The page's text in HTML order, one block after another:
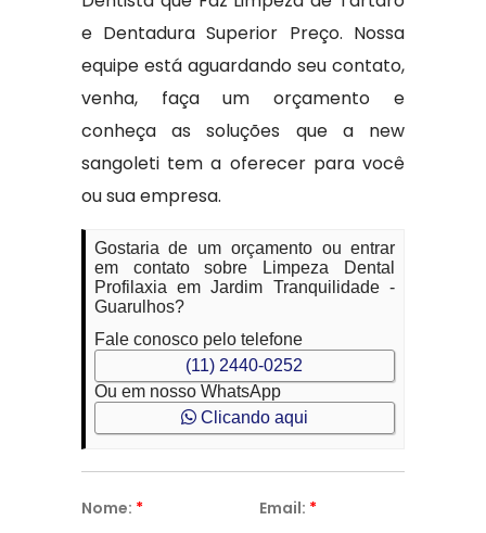
e Dentadura Superior Preço. Nossa
equipe está aguardando seu contato,
venha, faça um orçamento e
conheça as soluções que a new
sangoleti tem a oferecer para você
ou sua empresa.
Gostaria de um orçamento ou entrar
em contato sobre Limpeza Dental
Profilaxia em Jardim Tranquilidade -
Guarulhos?
Fale conosco pelo telefone
(11) 2440-0252
Ou em nosso WhatsApp
Clicando aqui
Nome: * Email: *